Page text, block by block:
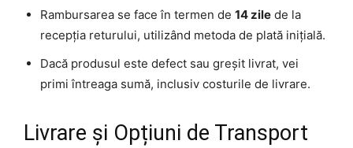
Rambursarea se face în termen de 14 zile de la
recepția returului, utilizând metoda de plată inițială.
Dacă produsul este defect sau greșit livrat, vei
primi întreaga sumă, inclusiv costurile de livrare.
Livrare și Opțiuni de Transport